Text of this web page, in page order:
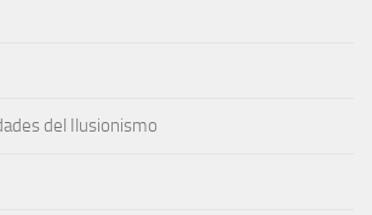
del Ilusionismo